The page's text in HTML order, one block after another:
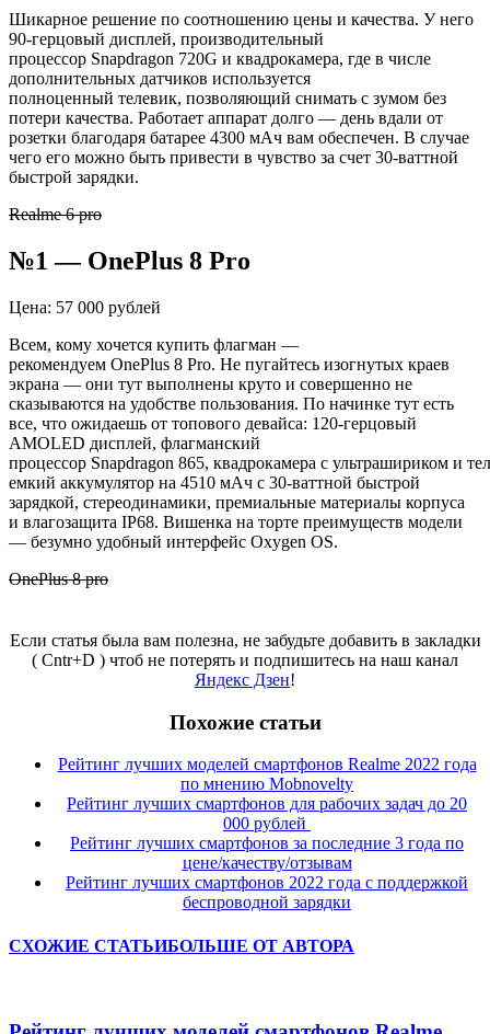
Шикарное решение по соотношению цены и качества. У него
90-герцовый дисплей, производительный
процессор Snapdragon 720G и квадрокамера, где в числе
дополнительных датчиков используется
полноценный телевик, позволяющий снимать с зумом без
потери качества. Работает аппарат долго — день вдали от
розетки благодаря батарее 4300 мАч вам обеспечен. В случае
чего его можно быть привести в чувство за счет 30-ваттной
быстрой зарядки.
Realme 6 pro
№1 — OnePlus 8 Pro
Цена: 57 000 рублей
Всем, кому хочется купить флагман —
рекомендуем OnePlus 8 Pro. Не пугайтесь изогнутых краев
экрана — они тут выполнены круто и совершенно не
сказываются на удобстве пользования. По начинке тут есть
все, что ожидаешь от топового девайса: 120-герцовый
AMOLED дисплей, флагманский
процессор Snapdragon 865, квадрокамера с ультрашириком и
емкий аккумулятор на 4510 мАч с 30-ваттной быстрой
зарядкой, стереодинамики, премиальные материалы корпуса
и влагозащита IP68. Вишенка на торте преимуществ модели
— безумно удобный интерфейс Oxygen OS.
OnePlus 8 pro
Если статья была вам полезна, не забудьте добавить в закладки
( Cntr+D ) чтоб не потерять и подпишитесь на наш канал
Яндекс Дзен!
Похожие статьи
Рейтинг лучших моделей смартфонов Realme 2022 года
по мнению Mobnovelty
Рейтинг лучших смартфонов для рабочих задач до 20
000 рублей
Рейтинг лучших смартфонов за последние 3 года по
цене/качеству/отзывам
Рейтинг лучших смартфонов 2022 года с поддержкой
беспроводной зарядки
СХОЖИЕ СТАТЬИБОЛЬШЕ ОТ АВТОРА